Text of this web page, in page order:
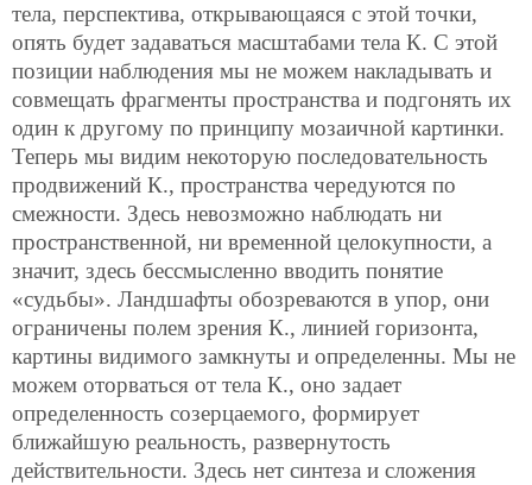
тела, перспектива, открывающаяся с этой точки,
опять будет задаваться масштабами тела К. С этой
позиции наблюдения мы не можем накладывать и
совмещать фрагменты пространства и подгонять их
один к другому по принципу мозаичной картинки.
Теперь мы видим некоторую последовательность
продвижений К., пространства чередуются по
смежности. Здесь невозможно наблюдать ни
пространственной, ни временной целокупности, а
значит, здесь бессмысленно вводить понятие
«судьбы». Ландшафты обозреваются в упор, они
ограничены полем зрения К., линией горизонта,
картины видимого замкнуты и определенны. Мы не
можем оторваться от тела К., оно задает
определенность созерцаемого, формирует
ближайшую реальность, развернутость
действительности. Здесь нет синтеза и сложения